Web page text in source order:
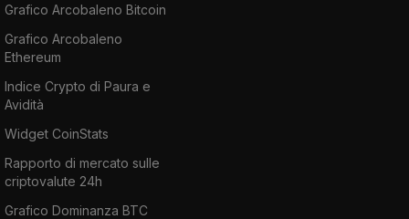
Grafico Arcobaleno Bitcoin
Grafico Arcobaleno
Ethereum
Indice Crypto di Paura e
Avidità
Widget CoinStats
Rapporto di mercato sulle
criptovalute 24h
Grafico Dominanza BTC